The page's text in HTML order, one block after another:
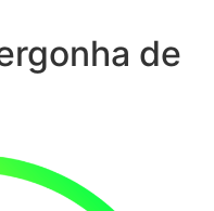
de